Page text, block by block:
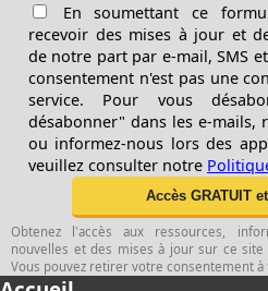
En soumettant ce
recevoir des mises à jour et
de notre part par e-mail, SMS
consentement n'est pas une
service. Pour vous
désabonner" dans les e-mails,
ou informez-nous lors des
veuillez consulter notre
Obtenez l'accès aux ressources,
nouvelles et des mises à jour sur ce
Vous pouvez retirer votre consentement